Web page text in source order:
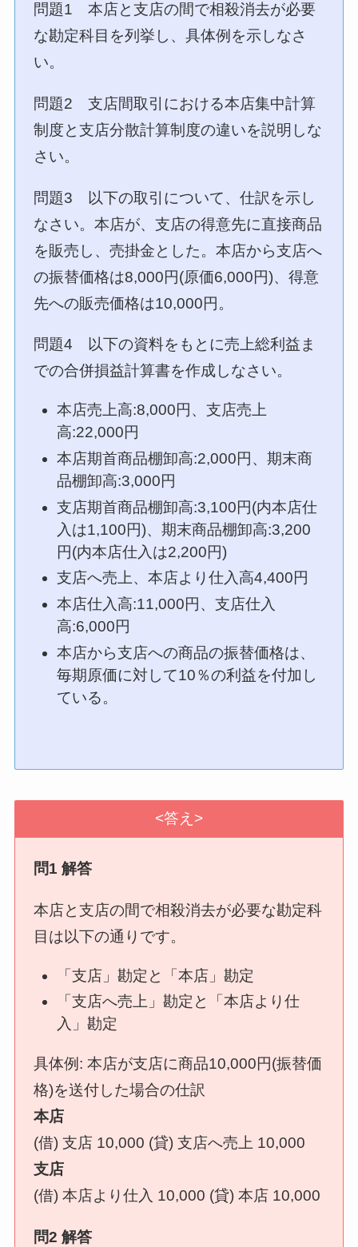
問題1 本店と支店の間で相殺消去が必要
な勘定科目を列挙し、具体例を示しなさ
い。
問題2 支店間取引における本店集中計算
制度と支店分散計算制度の違いを説明しな
さい。
問題3 以下の取引について、仕訳を示し
なさい。本店が、支店の得意先に直接商品
を販売し、売掛金とした。本店から支店へ
の振替価格は8,000円(原価6,000円)、得意
先への販売価格は10,000円。
問題4 以下の資料をもとに売上総利益ま
での合併損益計算書を作成しなさい。
本店売上高:8,000円、支店売上
高:22,000円
本店期首商品棚卸高:2,000円、期末商
品棚卸高:3,000円
支店期首商品棚卸高:3,100円(内本店仕
入は1,100円)、期末商品棚卸高:3,200
円(内本店仕入は2,200円)
支店へ売上、本店より仕入高4,400円
本店仕入高:11,000円、支店仕入
高:6,000円
本店から支店への商品の振替価格は、
毎期原価に対して10％の利益を付加し
ている。
<答え>
問1 解答
本店と支店の間で相殺消去が必要な勘定科
目は以下の通りです。
「支店」勘定と「本店」勘定
「支店へ売上」勘定と「本店より仕
入」勘定
具体例: 本店が支店に商品10,000円(振替価
格)を送付した場合の仕訳
本店
(借) 支店 10,000 (貸) 支店へ売上 10,000
支店
(借) 本店より仕入 10,000 (貸) 本店 10,000
問2 解答